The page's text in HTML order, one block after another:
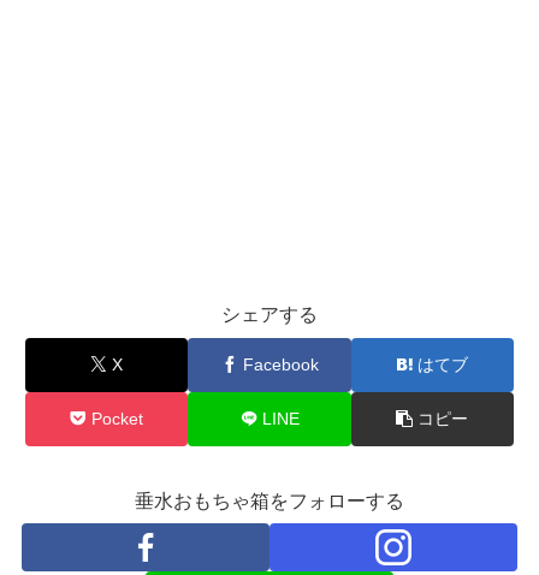
シェアする
X Facebook はてブ
Pocket LINE コピー
垂水おもちゃ箱をフォローする